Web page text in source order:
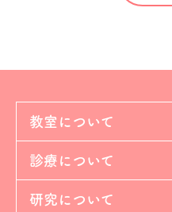
教室について
診療について
研究について